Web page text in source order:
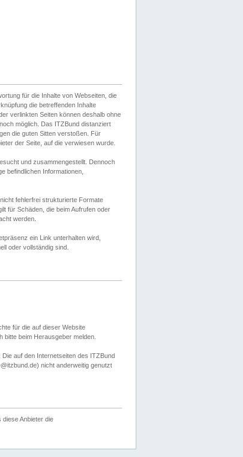
für die Inhalte von Webseiten, die
die betreffenden Inhalte
verlinkten Seiten können deshalb ohne
möglich. Das ITZBund distanziert
die guten Sitten verstoßen. Für
der Seite, auf die verwiesen wurde.
und zusammengestellt. Dennoch
befindlichen Informationen,
fehlerfrei strukturierte Formate
für Schäden, die beim Aufrufen oder
werden.
ein Link unterhalten wird,
oder vollständig sind.
für die auf dieser Website
beim Herausgeber melden.
auf den Internetseiten des ITZBund
nicht anderweitig genutzt
Anbieter die